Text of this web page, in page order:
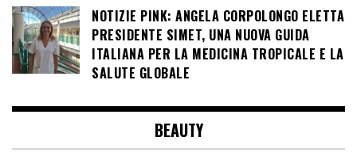
NOTIZIE PINK: ANGELA CORPOLONGO ELETTA
PRESIDENTE SIMET, UNA NUOVA GUIDA
ITALIANA PER LA MEDICINA TROPICALE E LA
SALUTE GLOBALE
BEAUTY